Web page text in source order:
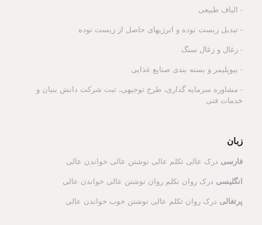
- الیاف طبیعی
- تبدیل زیست توده و انرژیهای حاصل از زیست توده
- زغال و زغال سنگ
- بیوپلیمر و بسته بندی صنایع غذایی
- مشاوره سرمایه گذاری، طرح توجیهی، ثبت شرکت دانش بنیان و
خدمات فنی
زبان
فارسی درک عالی تکلم عالی نوشتن عالی خواندن عالی
انگلیسی درک روان تکلم روان نوشتن عالی خواندن عالی
پرتغالی درک روان تکلم عالی نوشتن خوب خواندن عالی